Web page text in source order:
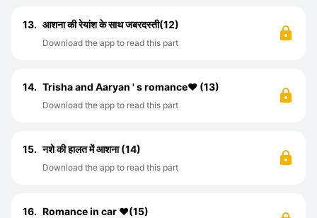
13. आशना की रेयांश के साथ जबरदस्ती(12)
Download the app to read this part
14. Trisha and Aaryan ' s romance♥️ (13)
Download the app to read this part
15. नशे की हालत में आशना (14)
Download the app to read this part
16. Romance in car ❤️(15)